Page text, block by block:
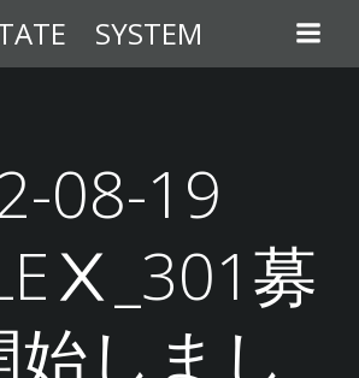
ン
テ
ス
キ
プ
SYSTEM
08-19
募
始しまし